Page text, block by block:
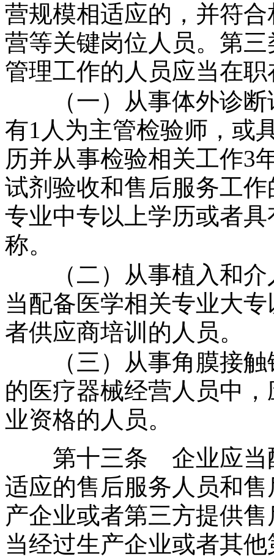
营规模相适应的，并符
营等关键岗位人员。第
管理工作的人员应当在职
（一）从事体外诊断
有1 人为主管检验师，或
历并从事检验相关工作3
试剂验收和售后服务工
专业中专以上学历或者
称。
（二）从事植入和介
当配备医学相关专业大
者供应商培训的人员。
（三）从事角膜接触
的医疗器械经营人员中
业资格的人员。
第十三条 企业应当配
适应的售后服务人员和
产企业或者第三方提供
当经过生产企业或者其